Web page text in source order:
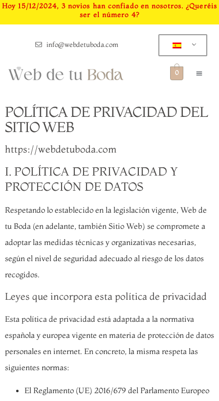
Hoy15/12/2024, 3novios han confiado en nosotros. ¿Queréis
ser el número 4?
info@webdetuboda.com
0
POLÍTICA DE PRIVACIDAD DEL
SITIO WEB
https://webdetuboda.com
I. POLÍTICA DE PRIVACIDAD Y
PROTECCIÓN DE DATOS
Respetando lo establecido en la legislación vigente, Web de
tu Boda (en adelante, también Sitio Web) se compromete a
adoptar las medidas técnicas y organizativas necesarias,
según el nivel de seguridad adecuado al riesgo de los datos
recogidos.
Leyes que incorpora esta política de privacidad
Esta política de privacidad está adaptada a la normativa
española y europea vigente en materia de protección de datos
personales en internet. En concreto, la misma respeta las
siguientes normas:
El Reglamento (UE) 2016/679 del Parlamento Europeo